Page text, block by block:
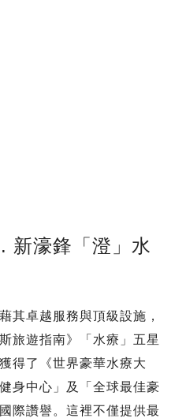
新濠鋒「澄」水
其卓越服務與頂級設施，
旅遊指南》「水療」五星
得了《世界豪華水療大
身中心」及「全球最佳豪
際讚譽。這裡不僅提供最